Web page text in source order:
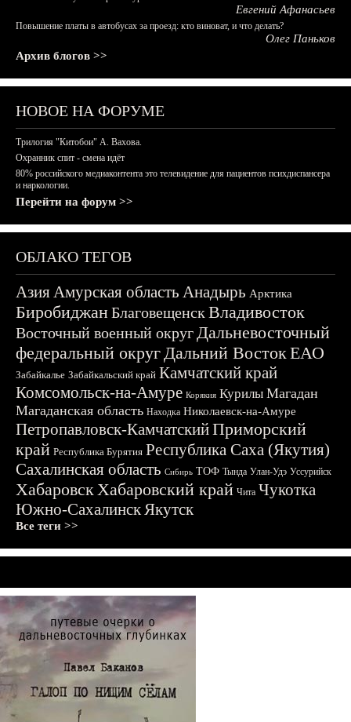
Евгений Афанасьев
Повышение платы в автобусах за проезд: кто виноват, и что делать?
Олег Паньков
Архив блогов >>
НОВОЕ НА ФОРУМЕ
Трилогия "Китобои" А. Вахова.
Охранник спит - смена идёт
80% российского медиаконтента это телевидение для пациентов психдиспансера
и наркологии.
Перейти на форум >>
ОБЛАКО ТЕГОВ
АзияАмурская область Анадырь Арктика
БиробиджанБлаговещенскВладивосток
Восточный военный округДальневосточный
федеральный округДальний ВостокЕАО
Забайкалье Забайкальский край Камчатский край
Комсомольск-на-Амуре Корякия Курилы Магадан
Магаданская область Находка Николаевск-на-Амуре
Петропавловск-КамчатскийПриморский
край Республика Бурятия Республика Саха (Якутия)
Сахалинская область Сибирь ТОФ Тында Улан-Удэ Уссурийск
ХабаровскХабаровский край Чита Чукотка
Южно-СахалинскЯкутск
Все теги >>